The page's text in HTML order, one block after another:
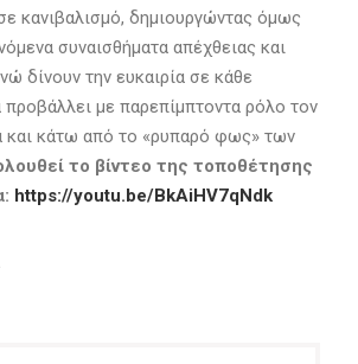
κανιβαλισμό, δημιουργώντας όμως
συναισθήματα απέχθειας και
δίνουν την ευκαιρία σε κάθε
με παρεπίμπτοντα ρόλο τον
και κάτω από το «ρυπαρό φως» των
το βίντεο της τοποθέτησης
https://youtu.be/BkAiHV7qNdk